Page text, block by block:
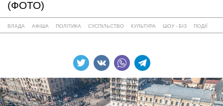
(ФОТО)
ВЛАДА АФІША ПОЛІТИКА СУСПІЛЬСТВО КУЛЬТУРА ШОУ - БІЗ ПОДІЇ